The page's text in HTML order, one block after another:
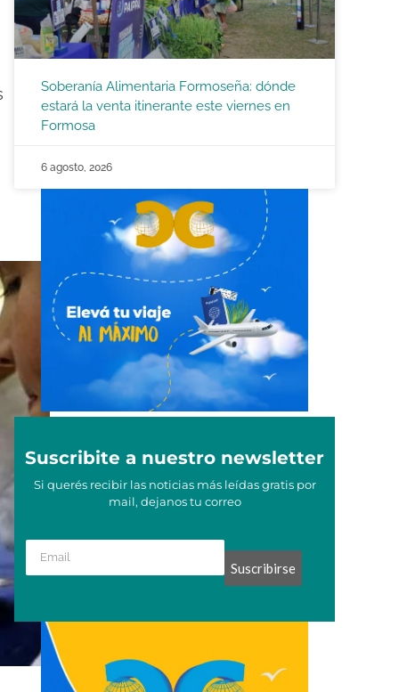
Soberanía Alimentaria Formoseña: dónde
estará la venta itinerante este viernes en
Formosa
6 agosto, 2026
Suscribite a nuestro newsletter
Si querés recibir las noticias más leídas gratis por
mail, dejanos tu correo
Suscribirse